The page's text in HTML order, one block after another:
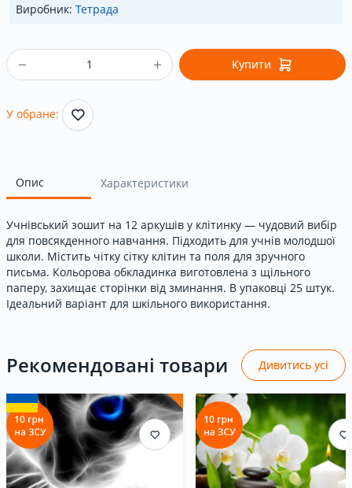
Виробник: Тетрада
Купити
У обране:
Опис Характеристики
Учнівський зошит на 12 аркушів у клітинку — чудовий вибір
для повсякденного навчання. Підходить для учнів молодшої
школи. Містить чітку сітку клітин та поля для зручного
письма. Кольорова обкладинка виготовлена з щільного
паперу, захищає сторінки від зминання. В упаковці 25 штук.
Ідеальний варіант для шкільного використання.
Рекомендовані товари Дивитись усі